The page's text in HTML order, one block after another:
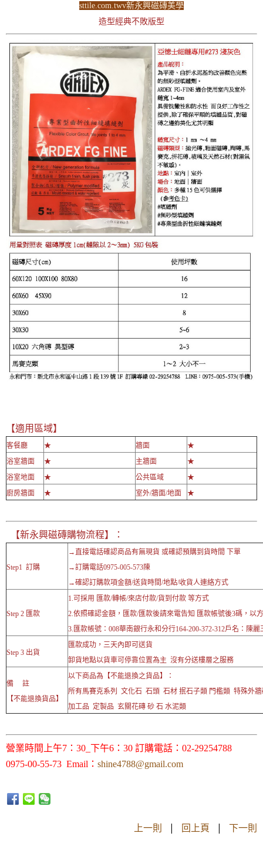
sttile.com.twv新永興磁磚美學
造型經典不敗版型
【適用區域】
客餐廳 ★ 牆面
★
浴室牆面
★ 主牆面
★
浴室地面
★ 公共區域
★
廚房牆面
★ 室外/牆面/地面 ★
【新永興磁磚購物流程】：
Step1 訂購
→直接電話確認商品有無現貨 或確認預購到貨時間 下單
→訂購電話0975-005-573陳
→確認訂購款項金額/送貨時間/地點/收貨人連絡方式
Step 2 匯款
1.可採用 匯款/轉帳/來店付款/貨到付款 等方式
2.依照確認金額，匯款/匯款後請來電告知 匯款帳號後3碼，以
3.匯款帳號：008華南銀行永和分行164-200-372-312戶名：陳麗
Step 3 出貨
匯款成功，三天內即可送貨
卸貨地點以貨車可停靠位置為主 沒有分送樓層之服務
備 註
【不能退換貨品】
以下商品為【不能退換之貨品】：
所有馬賽克系列 文化石 石頭 石材 抿石子類 門檻類 特殊外
加工品 定製品 玄關花磚 砂 石 水泥類
營業時間上午7：30_下午6：30 訂購電話：02-29254788
0975-00-55-73 Email： shine4788@gmail.com
上一則 | 回上頁 | 下一則